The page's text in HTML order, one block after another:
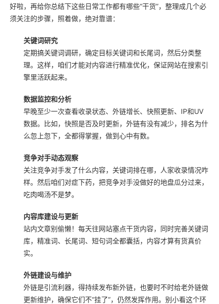
好啦，再给你总结下这些日常工作都有哪些“干货”，整理成几个必
须关注的步骤，照着做，绝对靠谱：
关键词研究
定期搞关键词调研，确定目标关键词和长尾词，然后分类整
理。这样，咱们才能对内容进行精准优化，保证网站在搜索引
擎里活跃起来。
数据监控和分析
早晚至少一次查看收录状态、外链增长、快照更新、IP和UV
数据。比如，快照是否及时更新，外链有没有减少，排名为什
么忽上忽下，全都得掌握，做到心中有数。
竞争对手动态观察
关注竞争对手发了什么内容，关键词排在哪，人家收录情况咋
样。然后咱们对症下药，把竞争对手没做好的地盘瓜分过来，
吃肉喝汤不是梦。
内容库建设与更新
站内文章别偷懒！每天往网站塞点干货内容，同时完善关键词
库，精准词、长尾词、短句词全都囊括，内容才算有货真价
实。
外链建设与维护
外链是引流利器，得持续发布新外链，也要时不时给老外链做
更新维护，确保它们不“挂了”，仍然发挥作用。别小看这个环